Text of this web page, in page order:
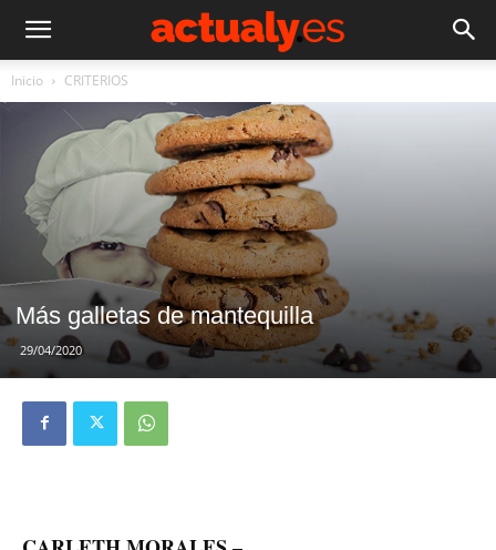
Inicio CRITERIOS
Más galletas de mantequilla
29/04/2020